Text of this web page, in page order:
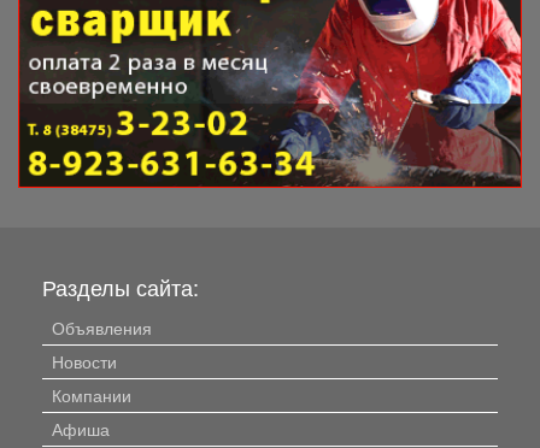
Разделы сайта:
Объявления
Новости
Компании
Афиша